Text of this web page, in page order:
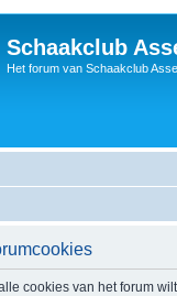
Schaakclub
Het forum van Schaakclub
cookies van het forum